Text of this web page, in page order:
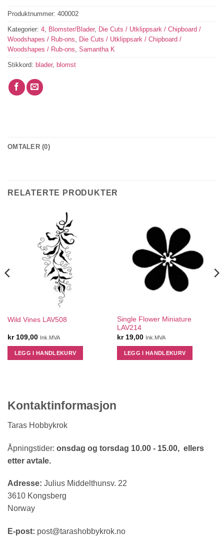
Produktnummer: 400002
Kategorier: 4, Blomster/Blader, Die Cuts / Utklippsark / Chipboard /
Woodshapes / Rub-ons, Die Cuts / Utklippsark / Chipboard /
Woodshapes / Rub-ons, Samantha K
Stikkord: blader, blomst
OMTALER (0)
RELATERTE PRODUKTER
Wild Vines LAV508
kr109,00 Ink.MVA
LEGG I HANDLEKURV
Single Flower Miniature
LAV214
kr19,00 Ink.MVA
LEGG I HANDLEKURV
Kontaktinformasjon
Taras Hobbykrok
Åpningstider: onsdag og torsdag 10.00 - 15.00, ellers
etter avtale.
Adresse: Julius Middelthunsv. 22
3610 Kongsberg
Norway
E-post: post@tarashobbykrok.no